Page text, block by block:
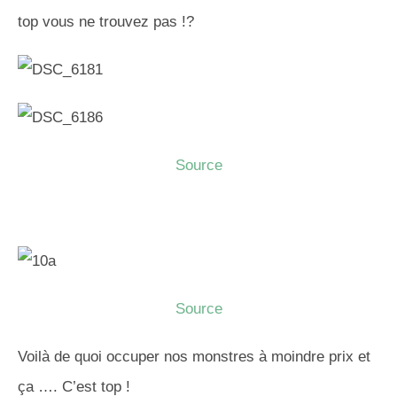
top vous ne trouvez pas !?
Source
Source
Voilà de quoi occuper nos monstres à moindre prix et
ça …. C’est top !